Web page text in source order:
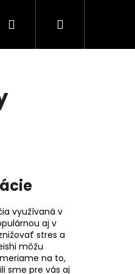
A INŠPIRÁCIE
PrihlásenieNákupný
využívaná v
aj v
stres a
môžu
na to,
sme pre vás aj
Nasledujúce